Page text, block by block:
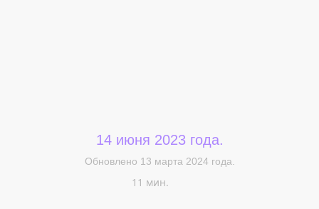
Меня интересует...
14 июня 2023 года.
Обновлено 13 марта 2024 года.
11 мин.